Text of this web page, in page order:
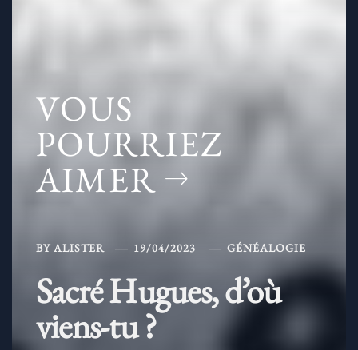
VOUS
POURRIEZ
AIMER
BY ALISTER 19/04/2023 GÉNÉALOGIE
Sacré Hugues, d’où
viens-tu ?